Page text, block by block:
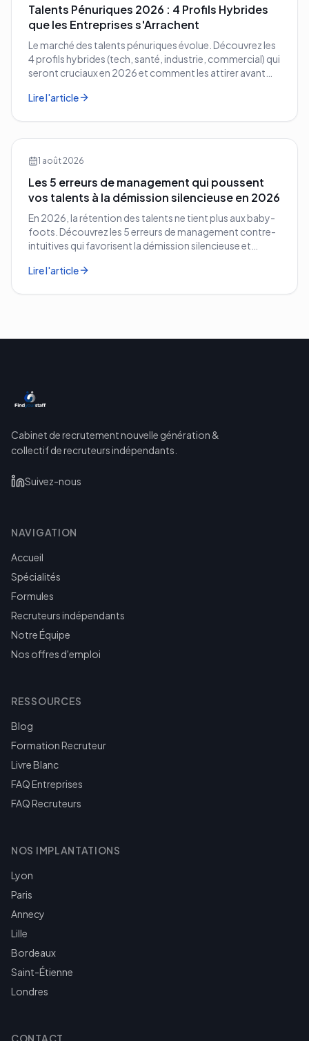
Talents Pénuriques 2026 : 4 Profils Hybrides
que les Entreprises s'Arrachent
Le marché des talents pénuriques évolue. Découvrez les
4 profils hybrides (tech, santé, industrie, commercial) qui
seront cruciaux en 2026 et comment les attirer avant
Lire l'article
1 août 2026
Les 5 erreurs de management qui poussent
vos talents à la démission silencieuse en 2026
En 2026, la rétention des talents ne tient plus aux baby-
foots. Découvrez les 5 erreurs de management contre-
intuitives qui favorisent la démission silencieuse et
Lire l'article
Cabinet de recrutement nouvelle génération &
collectif de recruteurs indépendants.
Suivez-nous
NAVIGATION
Accueil
Spécialités
Formules
Recruteurs indépendants
Notre Équipe
Nos offres d'emploi
RESSOURCES
Blog
Formation Recruteur
Livre Blanc
FAQ Entreprises
FAQ Recruteurs
NOS IMPLANTATIONS
Lyon
Paris
Annecy
Lille
Bordeaux
Saint-Étienne
Londres
CONTACT